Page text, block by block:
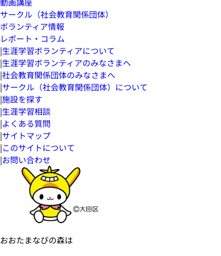
サークル（社会教育関係団体）
ボランティア情報
レポート・コラム
|生涯学習ボランティアについて
|生涯学習ボランティアのみなさまへ
|社会教育関係団体のみなさまへ
|サークル（社会教育関係団体）について
|施設を探す
|生涯学習相談
|よくある質問
|サイトマップ
|このサイトについて
|お問い合わせ
おおたまなびの森は